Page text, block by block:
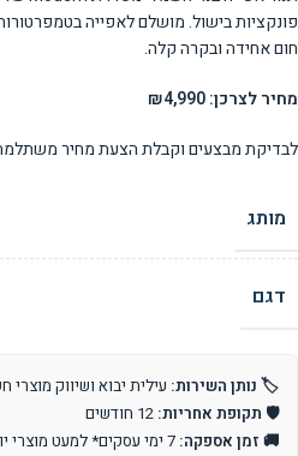
פונקציות בישול. מושלם לאפייה
חום אחידה ובקרה קלה.
מחיר לצרכן: ₪4,990
לבדיקת מבצעים וקבלת הצעת מחיר משתלמת
מותג
דגם
🏷️ נותן השירות: עילית יבוא ושיווק
🛡️ תקופת אחריות:
🚚 זמן אספקה: